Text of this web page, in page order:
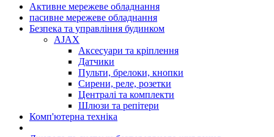
Активне мережеве обладнання
пасивне мережеве обладнання
Безпека та управління будинком
AJAX
Аксесуари та кріплення
Датчики
Пульти, брелоки, кнопки
Сирени, реле, розетки
Централі та комплекти
Шлюзи та репітери
Комп'ютерна техніка